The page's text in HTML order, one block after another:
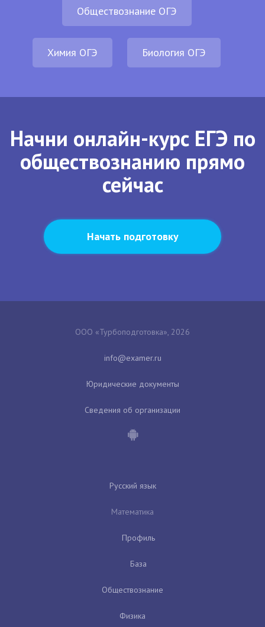
Обществознание ОГЭ
Химия ОГЭ Биология ОГЭ
Начни онлайн-курс ЕГЭ по
обществознанию прямо
сейчас
Начать подготовку
ООО «Турбоподготовка», 2026
Юридические документы
Сведения об организации
Русский язык
Математика
Профиль
База
Обществознание
Физика